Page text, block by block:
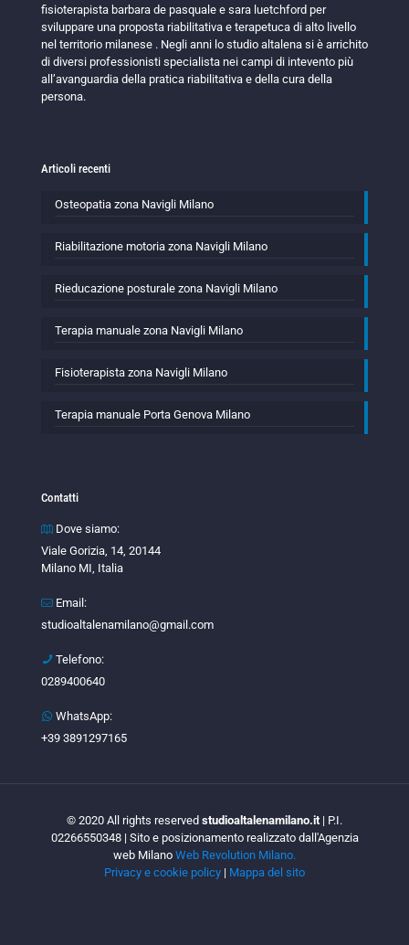
fisioterapista barbara de pasquale e sara luetchford per
sviluppare una proposta riabilitativa e terapetuca di alto livello
nel territorio milanese . Negli anni lo studio altalena si è arrichito
di diversi professionisti specialista nei campi di intevento più
all’avanguardia della pratica riabilitativa e della cura della
persona.
Articoli recenti
Osteopatia zona Navigli Milano
Riabilitazione motoria zona Navigli Milano
Rieducazione posturale zona Navigli Milano
Terapia manuale zona Navigli Milano
Fisioterapista zona Navigli Milano
Terapia manuale Porta Genova Milano
Contatti
Dove siamo:
Viale Gorizia, 14, 20144
Milano MI, Italia
Email:
studioaltalenamilano@gmail.com
Telefono:
0289400640
WhatsApp:
+39 3891297165
© 2020 All rights reserved studioaltalenamilano.it | P.I.
02266550348 | Sito e posizionamento realizzato dall'Agenzia
web Milano Web Revolution Milano.
Privacy e cookie policy | Mappa del sito